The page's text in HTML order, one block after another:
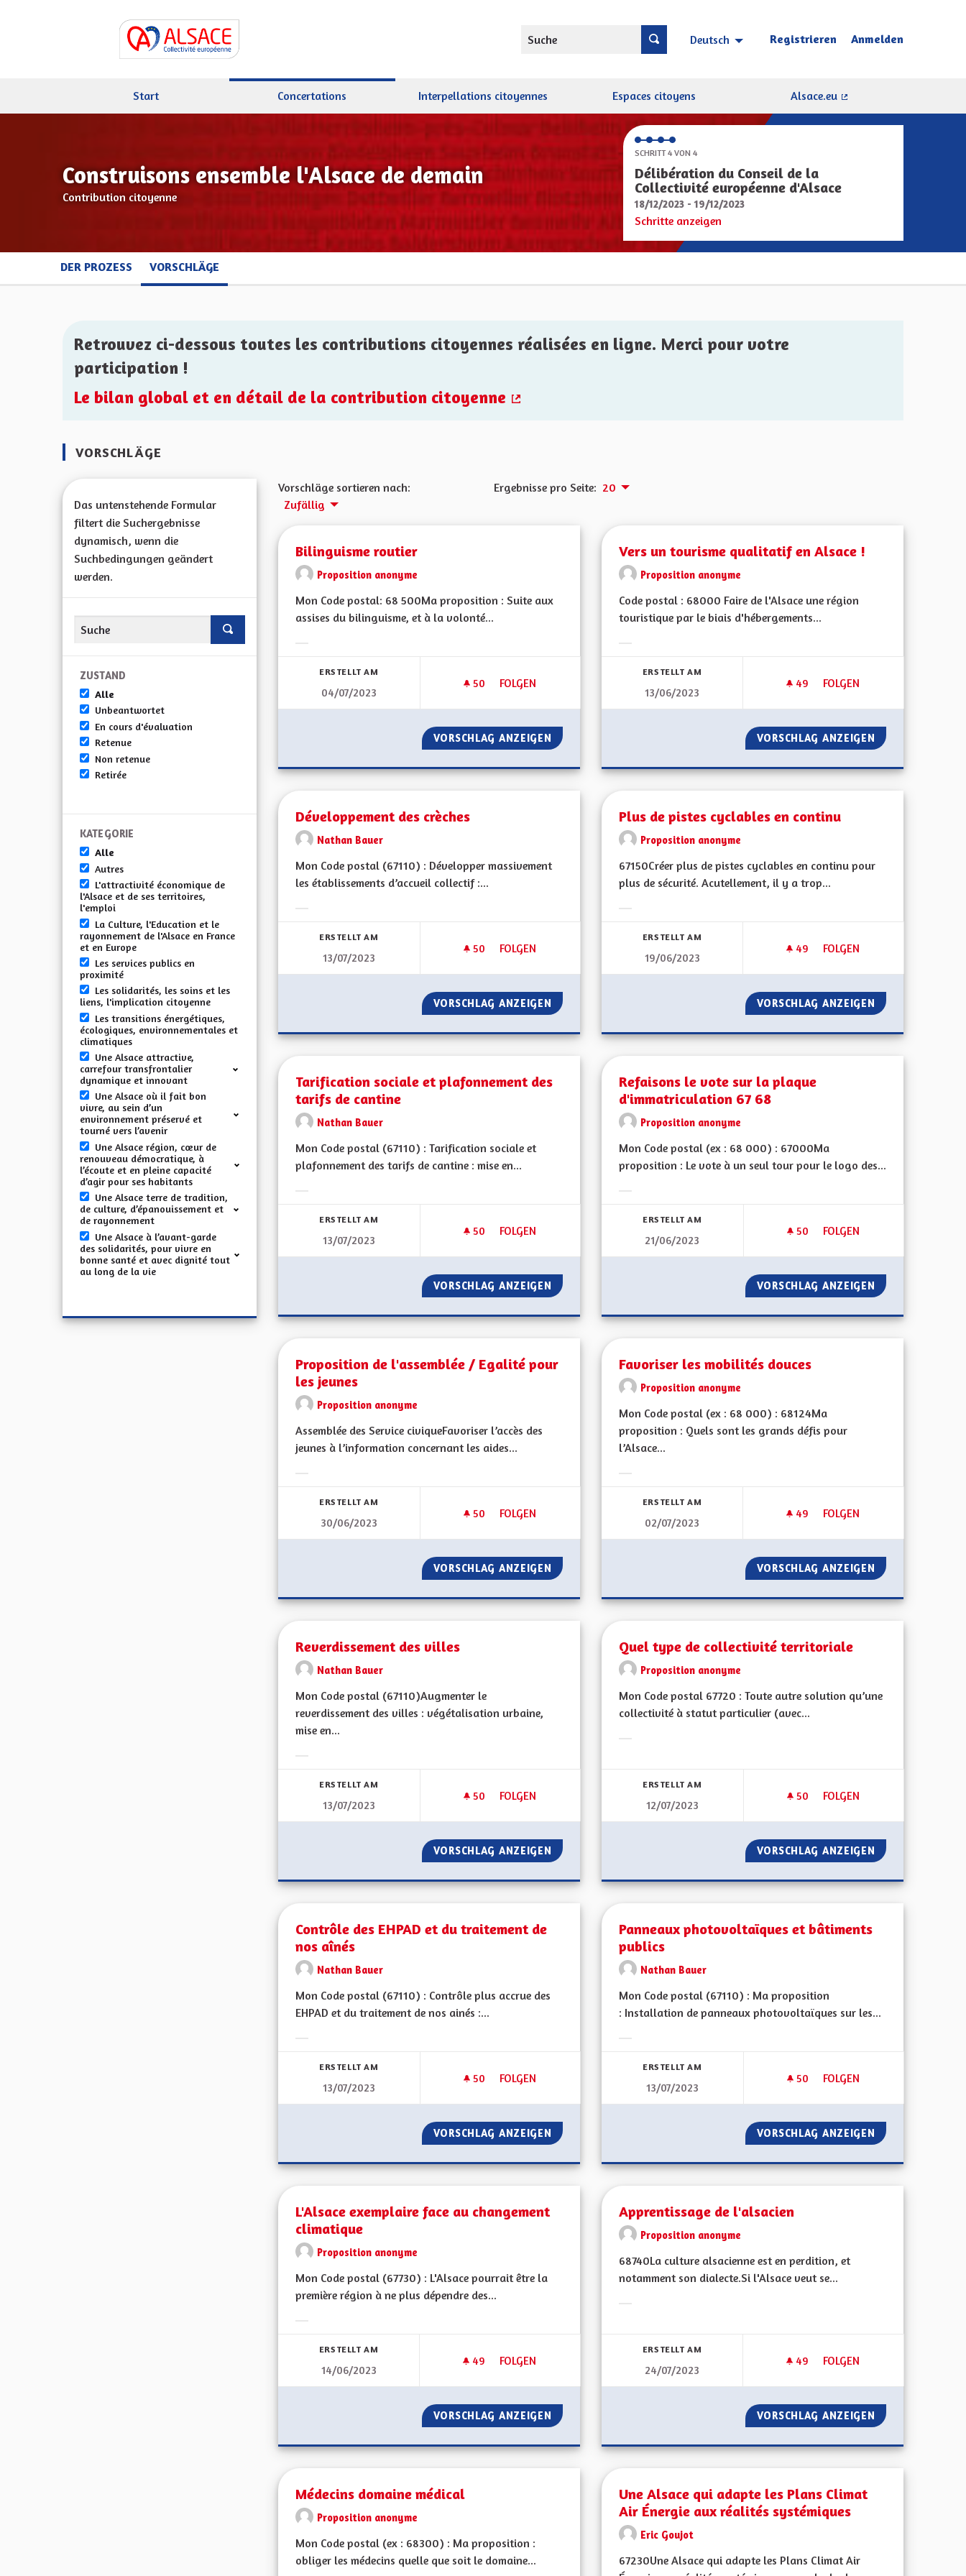
Suche Deutsch Choisir la langue Sprache wählen
Registrieren Anmelden
Start Concertations Interpellations citoyennes Espaces citoyens
Alsace.eu
Construisons ensemble l'Alsace de demain
Contribution citoyenne
SCHRITT 4 VON 4
Délibération du Conseil de la
Collectivité européenne d'Alsace
18/12/2023 - 19/12/2023
Schritte anzeigen
DER PROZESS VORSCHLÄGE
Retrouvez ci-dessous toutes les contributions citoyennes réalisées en ligne. Merci pour votre
participation !
Le bilan global et en détail de la contribution citoyenne
VORSCHLÄGE
Das untenstehende Formular
filtert die Suchergebnisse
dynamisch, wenn die
Suchbedingungen geändert
werden.
ZUSTAND
Alle
Unbeantwortet
En cours d'évaluation
Retenue
Non retenue
Retirée
KATEGORIE
Alle
Autres
L'attractivité économique de
l'Alsace et de ses territoires,
l'emploi
La Culture, l'Education et le
rayonnement de l'Alsace en France
et en Europe
Les services publics en
proximité
Les solidarités, les soins et les
liens, l'implication citoyenne
Les transitions énergétiques,
écologiques, environnementales et
climatiques
Une Alsace attractive,
carrefour transfrontalier
dynamique et innovant
Une Alsace où il fait bon
vivre, au sein d’un
environnement préservé et
tourné vers l’avenir
Une Alsace région, cœur de
renouveau démocratique, à
l’écoute et en pleine capacité
d’agir pour ses habitants
Une Alsace terre de tradition,
de culture, d’épanouissement et
de rayonnement
Une Alsace à l’avant-garde
des solidarités, pour vivre en
bonne santé et avec dignité tout
au long de la vie
Vorschläge sortieren nach:
Zufällig
Ergebnisse pro Seite: 20
Bilinguisme routier
Proposition anonyme
Mon Code postal: 68 500Ma proposition : Suite aux
assises du bilinguisme, et à la volonté...
ERSTELLT AM
04/07/2023
50 50 FOLLOWER
FOLGEN
BILINGUISME ROUTIER
VORSCHLAG ANZEIGEN BILINGUISME ROUTIER
Vers un tourisme qualitatif en Alsace !
Proposition anonyme
Code postal : 68000 Faire de l'Alsace une région
touristique par le biais d'hébergements...
ERSTELLT AM
13/06/2023
49 49 FOLLOWER
FOLGEN
VERS UN TOURISME
VORSCHLAG ANZEIGEN VERS UN
Développement des crèches
Nathan Bauer
Mon Code postal (67110) : Développer massivement
les établissements d’accueil collectif :...
ERSTELLT AM
13/07/2023
50 50 FOLLOWER
FOLGEN
DÉVELOPPEMENT DES CRÈCHES
VORSCHLAG ANZEIGEN DÉVELOPPEMENT DES CRÈCHES
Plus de pistes cyclables en continu
Proposition anonyme
67150Créer plus de pistes cyclables en continu pour
plus de sécurité. Acutellement, il y a trop...
ERSTELLT AM
19/06/2023
49 49 FOLLOWER
FOLGEN
PLUS DE PISTES CYCLABLES
VORSCHLAG ANZEIGEN PLUS DE PISTES
Tarification sociale et plafonnement des
tarifs de cantine
Nathan Bauer
Mon Code postal (67110) : Tarification sociale et
plafonnement des tarifs de cantine : mise en...
ERSTELLT AM
13/07/2023
50 50 FOLLOWER
FOLGEN
TARIFICATION SOCIALE ET PLAFONNEMENT DES TARIFS DE CANTINE
VORSCHLAG ANZEIGEN TARIFICATION SOCIALE ET PLAFONNEMENT DES TARIFS DE CANTINE
Refaisons le vote sur la plaque
d'immatriculation 67 68
Proposition anonyme
Mon Code postal (ex : 68 000) : 67000Ma
proposition : Le vote à un seul tour pour le logo des...
ERSTELLT AM
21/06/2023
50 50 FOLLOWER
FOLGEN
REFAISONS LE VOTE SUR
VORSCHLAG ANZEIGEN REFAISONS LE
Proposition de l'assemblée / Egalité pour
les jeunes
Proposition anonyme
Assemblée des Service civiqueFavoriser l’accès des
jeunes à l’information concernant les aides...
ERSTELLT AM
30/06/2023
50 50 FOLLOWER
FOLGEN
PROPOSITION DE L'ASSEMBLÉE / EGALITÉ POUR LES JEUNES
VORSCHLAG ANZEIGEN PROPOSITION DE L'ASSEMBLÉE / EGALITÉ POUR LES JEUNES
Favoriser les mobilités douces
Proposition anonyme
Mon Code postal (ex : 68 000) : 68124Ma
proposition : Quels sont les grands défis pour
l’Alsace...
ERSTELLT AM
02/07/2023
49 49 FOLLOWER
FOLGEN
FAVORISER LES MOBILITÉS
VORSCHLAG ANZEIGEN FAVORISER LES
Reverdissement des villes
Nathan Bauer
Mon Code postal (67110) Augmenter le
reverdissement des villes : végétalisation urbaine,
mise en...
ERSTELLT AM
13/07/2023
50 50 FOLLOWER
FOLGEN
REVERDISSEMENT DES VILLES
VORSCHLAG ANZEIGEN REVERDISSEMENT DES VILLES
Quel type de collectivité territoriale
Proposition anonyme
Mon Code postal 67720 : Toute autre solution qu’une
collectivité à statut particulier (avec...
ERSTELLT AM
12/07/2023
50 50 FOLLOWER
FOLGEN
QUEL TYPE DE COLLECTIVITÉ
VORSCHLAG ANZEIGEN QUEL TYPE DE
Contrôle des EHPAD et du traitement de
nos aînés
Nathan Bauer
Mon Code postal (67110) : Contrôle plus accrue des
EHPAD et du traitement de nos ainés :...
ERSTELLT AM
13/07/2023
50 50 FOLLOWER
FOLGEN
CONTRÔLE DES EHPAD ET DU TRAITEMENT DE NOS AÎNÉS
VORSCHLAG ANZEIGEN CONTRÔLE DES EHPAD ET DU TRAITEMENT DE NOS AÎNÉS
Panneaux photovoltaïques et bâtiments
publics
Nathan Bauer
Mon Code postal (67110) : Ma proposition
: Installation de panneaux photovoltaïques sur les...
ERSTELLT AM
13/07/2023
50 50 FOLLOWER
FOLGEN
PANNEAUX
VORSCHLAG ANZEIGEN PANNEAUX
L'Alsace exemplaire face au changement
climatique
Proposition anonyme
Mon Code postal (67730) : L'Alsace pourrait être la
première région à ne plus dépendre des...
ERSTELLT AM
14/06/2023
49 49 FOLLOWER
FOLGEN
L'ALSACE EXEMPLAIRE FACE AU CHANGEMENT CLIMATIQUE
VORSCHLAG ANZEIGEN L'ALSACE EXEMPLAIRE FACE AU CHANGEMENT CLIMATIQUE
Apprentissage de l'alsacien
Proposition anonyme
68740La culture alsacienne est en perdition, et
notamment son dialecte.Si l'Alsace veut se...
ERSTELLT AM
24/07/2023
49 49 FOLLOWER
FOLGEN
APPRENTISSAGE DE
VORSCHLAG ANZEIGEN APPRENTISSAGE
Médecins domaine médical
Proposition anonyme
Mon Code postal (ex : 68300) : Ma proposition :
obliger les médecins quelle que soit le domaine...
Une Alsace qui adapte les Plans Climat
Air Énergie aux réalités systémiques
Eric Goujot
67230Une Alsace qui adapte les Plans Climat Air